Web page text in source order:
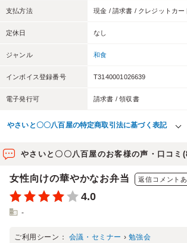
支払方法 現金 / 請求書 / クレジットカー
定休日 なし
ジャンル 和食
インボイス登録番号 T3140001026639
電子発行可 請求書 / 領収書
やさいと〇〇八百屋の特定商取引法に基づく表記
やさいと〇〇八百屋のお客様の声・口コミ
女性向けの華やかなお弁当 返信コメント
4.0
-
ご利用シーン： 会議・セミナー › 勉強会